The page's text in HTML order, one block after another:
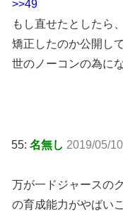
>>49
もし直せたとしたら
矯正したのか公開し
世のノーコンの為に
55: 名無し 2019/05/
万が一ドジャースの
の育成能力がやばい